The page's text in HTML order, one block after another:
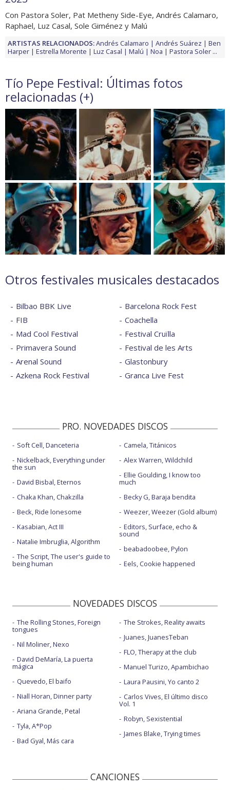
Con Pastora Soler, Pat Metheny Side-Eye, Andrés Calamaro,
Raphael, Luz Casal, Sole Giménez y Malú
ARTISTAS RELACIONADOS:Andrés Calamaro Andrés Suárez
Ben
Harper
Estrella Morente Luz Casal Malú Noa Pastora Soler ...
Tío Pepe Festival: Últimas fotos
relacionadas (+)
Otros festivales musicales destacados
Bilbao BBK Live
FIB
Mad Cool Festival
Primavera Sound
Arenal Sound
Azkena Rock Festival
Barcelona Rock Fest
Coachella
Festival Cruïlla
Festival de les Arts
Glastonbury
Granca Live Fest
PRO. NOVEDADES DISCOS
Soft Cell, Danceteria
Nickelback, Everything under
the sun
David Bisbal, Eternos
Chaka Khan, Chakzilla
Beck, Ride lonesome
Kasabian, Act III
Natalie Imbruglia, Algorithm
The Script, The user's guide to
being human
Camela, Titánicos
Alex Warren, Wildchild
Ellie Goulding, I know too
much
Becky G, Baraja bendita
Weezer, Weezer (Gold album)
Editors, Surface, echo &
sound
beabadoobee, Pylon
Eels, Cookie happened
NOVEDADES DISCOS
The Rolling Stones, Foreign
tongues
Nil Moliner, Nexo
David DeMaría, La puerta
mágica
Quevedo, El baifo
Niall Horan, Dinner party
Ariana Grande, Petal
Tyla, A*Pop
Bad Gyal, Más cara
The Strokes, Reality awaits
Juanes, JuanesTeban
FLO, Therapy at the club
Manuel Turizo, Apambichao
Laura Pausini, Yo canto 2
Carlos Vives, El último disco
Vol. 1
Robyn, Sexistential
James Blake, Trying times
CANCIONES